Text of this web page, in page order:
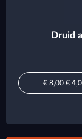
Druid
€ 8,00€